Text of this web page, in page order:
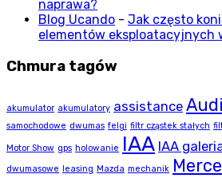
naprawa?
Blog Ucando - Jak często
elementów eksploatacyjnych
Chmura tagów
akumulator akumulatory assistance Audi
samochodowe dwumas felgi filtr cząstek stałych
Motor Show gps holowanie IAA IAA
dwumasowe
leasing Mazda mechanik